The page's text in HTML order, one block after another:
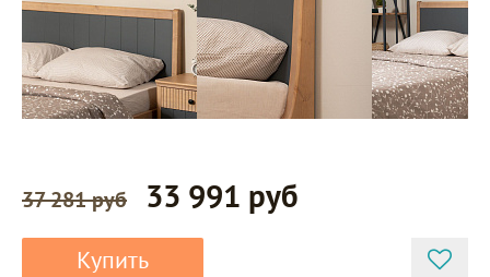
37 281 руб 33 991 руб
Купить